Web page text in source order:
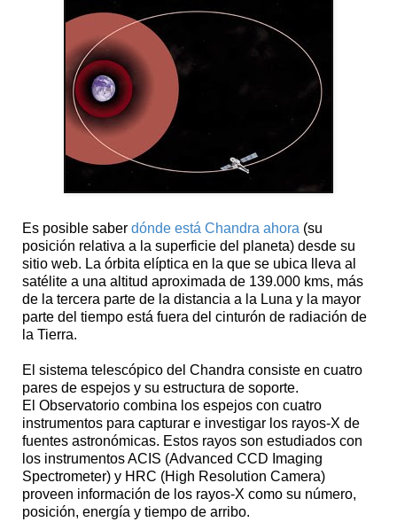
Es posible saber dónde está Chandra ahora (su
posición relativa a la superficie del planeta) desde su
sitio web. La órbita elíptica en la que se ubica lleva al
satélite a una altitud aproximada de 139.000 kms, más
de la tercera parte de la distancia a la Luna y la mayor
parte del tiempo está fuera del cinturón de radiación de
la Tierra.
El sistema telescópico del Chandra consiste en cuatro
pares de espejos y su estructura de soporte.
El Observatorio combina los espejos con cuatro
instrumentos para capturar e investigar los rayos-X de
fuentes astronómicas. Estos rayos son estudiados con
los instrumentos ACIS (Advanced CCD Imaging
Spectrometer) y HRC (High Resolution Camera)
proveen información de los rayos-X como su número,
posición, energía y tiempo de arribo.